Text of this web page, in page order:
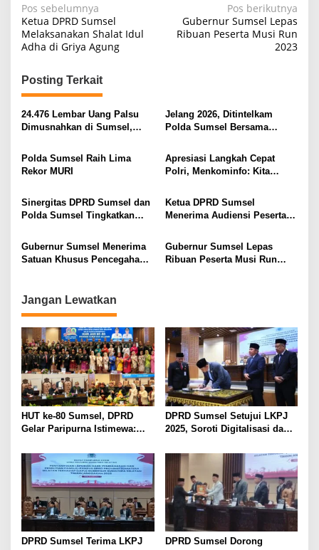
N
a
v
i
g
a
s
i
p
s
Pos sebelumnya
Ketua DPRD Sumsel
Melaksanakan Shalat Idul
Adha di Griya Agung
Pos berikutnya
Gubernur Sumsel Lepas
Ribuan Peserta Musi Run
2023
Posting Terkait
24.476 Lembar Uang Palsu
Dimusnahkan di Sumsel,
Mendominasi
Jelang 2026, Ditintelkam
Polda Sumsel Bersama
Ancaman Banjir dan Longsor
Polda Sumsel Raih Lima
Rekor MURI
Apresiasi Langkah Cepat
Polri, Menkominfo: Kita
Sinergitas DPRD Sumsel dan
Polda Sumsel Tingkatkan
Publik
Ketua DPRD Sumsel
Menerima Audiensi Peserta
ke-23 Tahun Ajaran 2023
Gubernur Sumsel Menerima
Satuan Khusus Pencegahan
Gubernur Sumsel Lepas
Ribuan Peserta Musi Run
Jangan Lewatkan
HUT ke-80 Sumsel, DPRD
Gelar Paripurna Istimewa:
Perkuat Semangat
Membangun Daerah
DPRD Sumsel Setujui LKPJ
2025, Soroti Digitalisasi dan
DPRD Sumsel Terima LKPJ
DPRD Sumsel Dorong